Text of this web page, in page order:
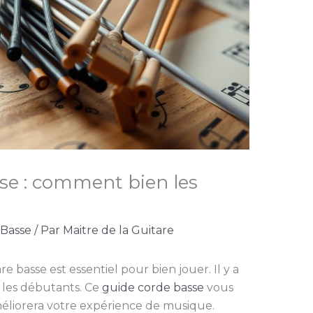
: comment bien les
/ Par Maitre de la Guitare
basse est essentiel pour bien jouer. Il y a
débutants. Ce guide corde basse vous
votre expérience de musique.